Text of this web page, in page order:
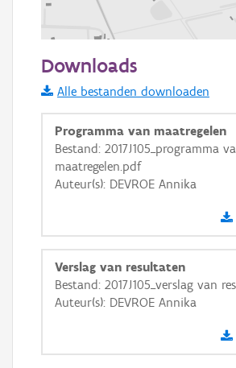
Informatie Vlaanderen
i
+ −
Basis Lagen
Ortho
Downloads
Alle bestanden downloaden
Programma van maatregelen
Bestand: 2017J105_programma
maatregelen.pdf
Auteur(s): DEVROE Annika
Verslag van resultaten
Bestand: 2017J105_verslag van
Auteur(s): DEVROE Annika